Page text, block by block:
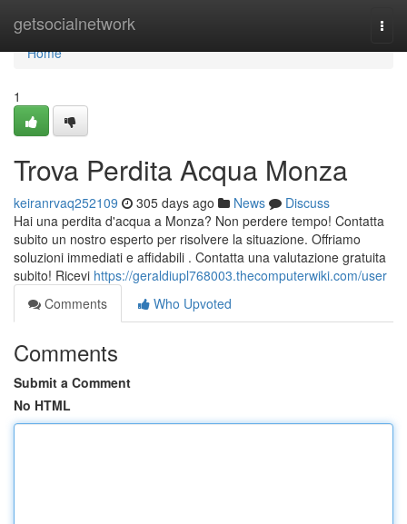
getsocialnetwork
Home
Home
1
Trova Perdita Acqua Monza
keiranrvaq252109 305 days ago News
Discuss
Hai una perdita d'acqua a Monza? Non perdere tempo! Contatta
subito un nostro esperto per risolvere la situazione. Offriamo
soluzioni immediati e affidabili . Contatta una valutazione gratuita
subito! Ricevi https://geraldiupl768003.thecomputerwiki.com/user
Comments
Who Upvoted
Comments
Submit a Comment
No HTML